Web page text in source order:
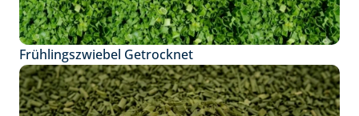
Frühlingszwiebel Getrocknet